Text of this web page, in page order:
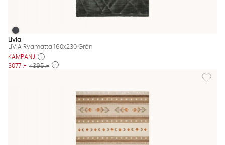
LIVIA Ryamatta 160x230 Grön Finns även i dessa färger:
LIVIA Ryamatta 160x230 Grön
Livia
LIVIA Ryamatta 160x230 Grön
KAMPANJ
3077 :- 4395 :-
Lägg